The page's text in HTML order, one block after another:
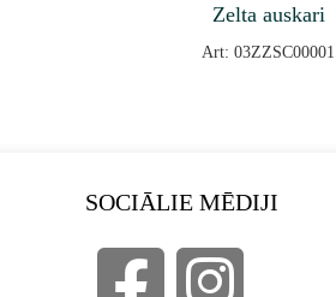
Zelta auskari
Art: 03ZZSC00001
SOCIĀLIE MĒDIJI